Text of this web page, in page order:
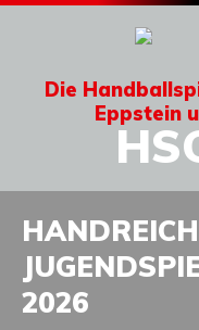
Die
Eppstein
2026